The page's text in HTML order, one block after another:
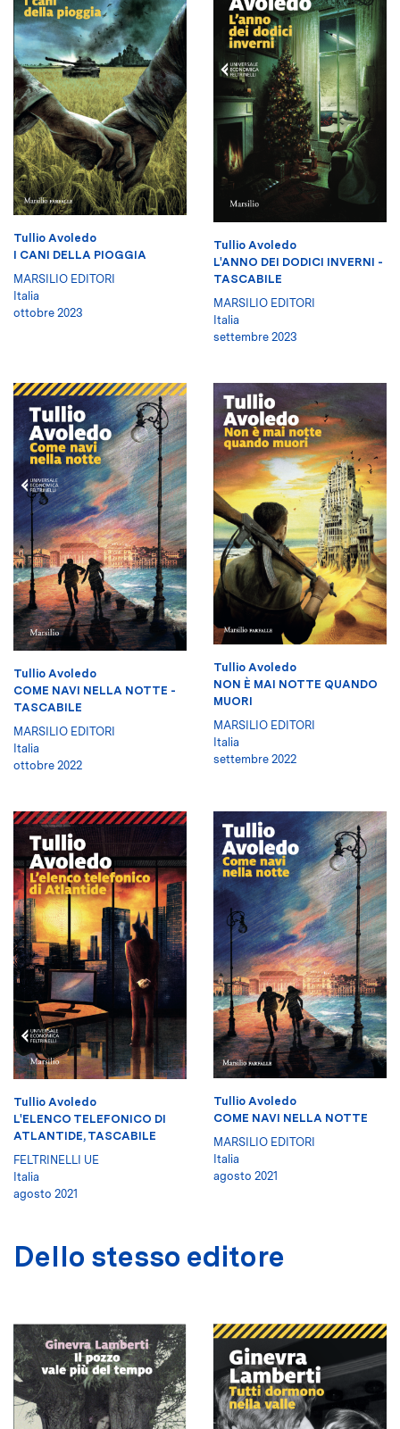
Tullio Avoledo
I CANI DELLA PIOGGIA
MARSILIO EDITORI
Italia
ottobre 2023
Tullio Avoledo
L'ANNO DEI DODICI INVERNI -
TASCABILE
MARSILIO EDITORI
Italia
settembre 2023
Tullio Avoledo
COME NAVI NELLA NOTTE -
TASCABILE
MARSILIO EDITORI
Italia
ottobre 2022
Tullio Avoledo
NON È MAI NOTTE QUANDO
MUORI
MARSILIO EDITORI
Italia
settembre 2022
Tullio Avoledo
L'ELENCO TELEFONICO DI
ATLANTIDE, TASCABILE
FELTRINELLI UE
Italia
agosto 2021
Tullio Avoledo
COME NAVI NELLA NOTTE
MARSILIO EDITORI
Italia
agosto 2021
Dello stesso editore